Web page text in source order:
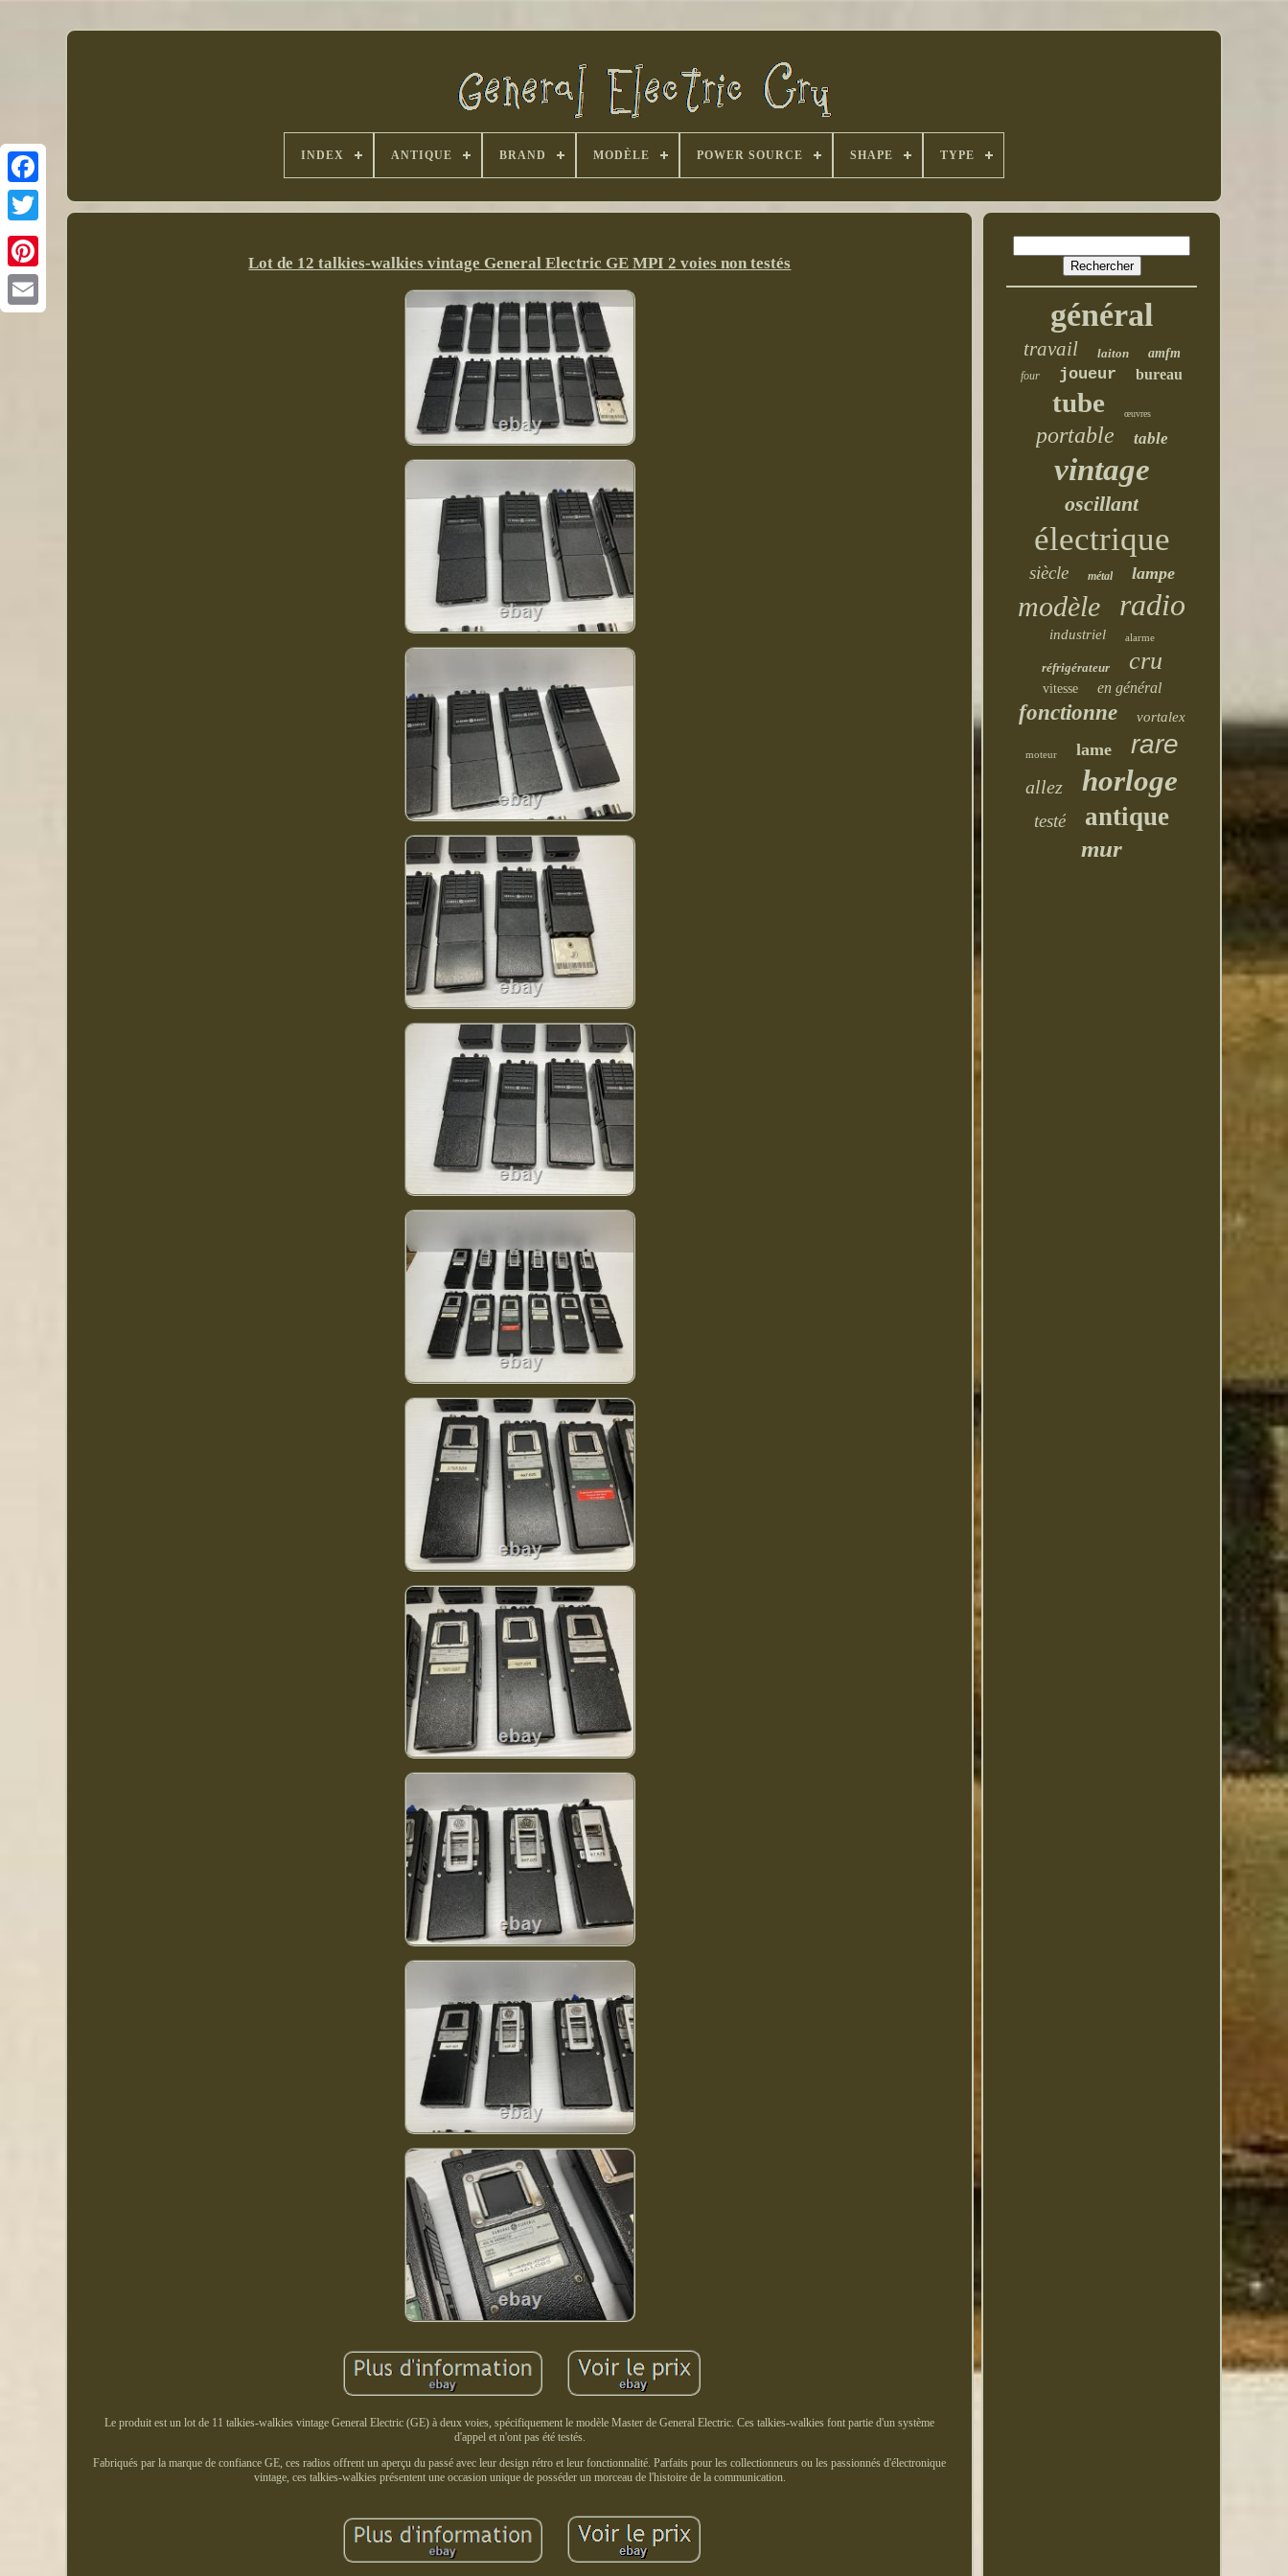
INDEX ANTIQUE BRAND MODÈLE POWER SOURCE SHAPE TYPE
Lot de 12 talkies-walkies vintage General Electric GE MPI 2 voies non testés
Le produit est un lot de 11 talkies-walkies vintage General Electric (GE) à deux voies, spécifiquement le modèle Master de General Electric. Ces talkies-walkies font partie d'un système
d'appel et n'ont pas été testés.
Fabriqués par la marque de confiance GE, ces radios offrent un aperçu du passé avec leur design rétro et leur fonctionnalité. Parfaits pour les collectionneurs ou les passionnés d'électronique
vintage, ces talkies-walkies présentent une occasion unique de posséder un morceau de l'histoire de la communication.
général
travail laiton amfm
four joueur bureau
tube œuvres
portable table
vintage
oscillant
électrique
siècle métal lampe
modèle radio
industriel alarme
réfrigérateur cru
vitesse en général
fonctionne vortalex
moteur lame rare
allez horloge
testé antique
mur